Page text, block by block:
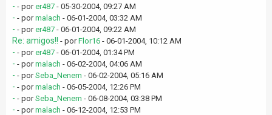
- - porer487 - 05-30-2004, 09:27 AM
- - pormalach - 06-01-2004, 03:32 AM
- - porer487 - 06-01-2004, 09:22 AM
Re: amigos!! - porFlor16 - 06-01-2004, 10:12 AM
- - porer487 - 06-01-2004, 01:34 PM
- - pormalach - 06-02-2004, 04:06 AM
- - porSeba_Nenem - 06-02-2004, 05:16 AM
- - pormalach - 06-05-2004, 12:26 PM
- - porSeba_Nenem - 06-08-2004, 03:38 PM
- - pormalach - 06-12-2004, 12:53 PM